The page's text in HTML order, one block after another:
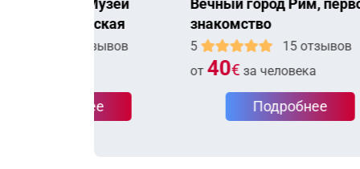
Вечный город Рим, первое
знакомство
5
15 отзывов
за человека
5